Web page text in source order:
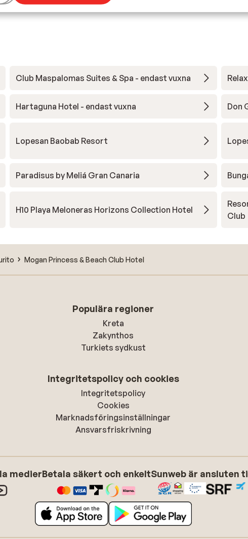
Club Maspalomas Suites & Spa - endast vuxna
Hartaguna Hotel - endast vuxna Don
Lopesan Baobab Resort
Paradisus by Meliá Gran Canaria
H10 Playa Meloneras Horizons Collection Hotel
Club
Mogan Princess & Beach Club Hotel
Populära regioner
Kreta
Zakynthos
Turkiets sydkust
Integritetspolicy och cookies
Integritetspolicy
Cookies
Marknadsföringsinställningar
Ansvarsfriskrivning
medierBetala säkert och enkeltSunweb är ansluten